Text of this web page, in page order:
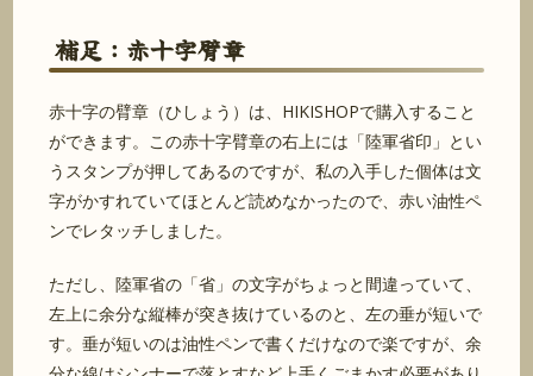
補足：赤十字臂章
赤十字の臂章（ひしょう）は、HIKISHOPで購入すること
ができます。この赤十字臂章の右上には「陸軍省印」とい
うスタンプが押してあるのですが、私の入手した個体は文
字がかすれていてほとんど読めなかったので、赤い油性ペ
ンでレタッチしました。
ただし、陸軍省の「省」の文字がちょっと間違っていて、
左上に余分な縦棒が突き抜けているのと、左の垂が短いで
す。垂が短いのは油性ペンで書くだけなので楽ですが、余